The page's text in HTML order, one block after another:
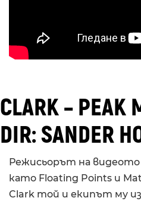
CLARK – PEAK
DIR: SANDER
Режисьорът на
като Floating Points и
Clark той и екипът му